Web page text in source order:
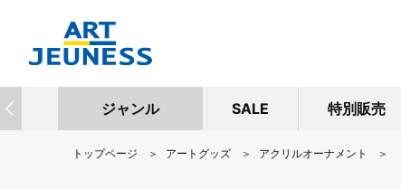
ジャンル SALE 特別販売
トップページ アートグッズ アクリルオーナメント